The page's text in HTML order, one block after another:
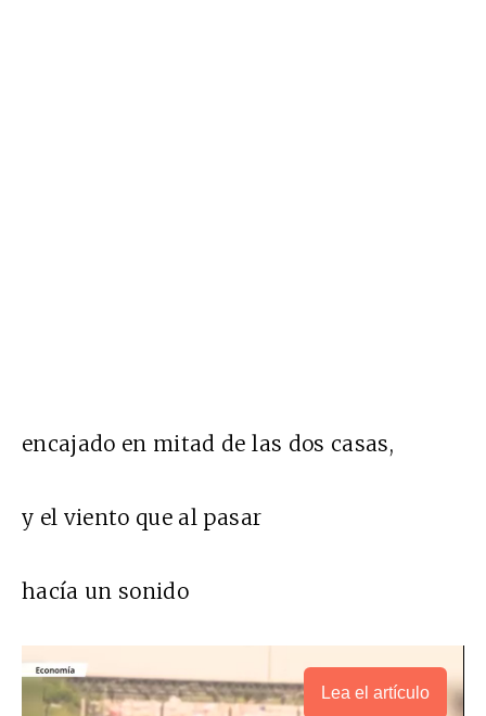
encajado en mitad de las dos casas,
y el viento que al pasar
hacía un sonido
Lea el artículo